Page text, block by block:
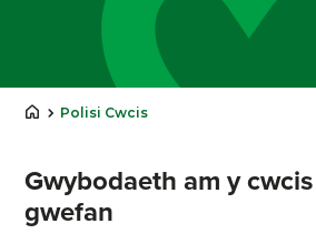
Polisi Cwcis
Gwybodaeth am y
gwefan